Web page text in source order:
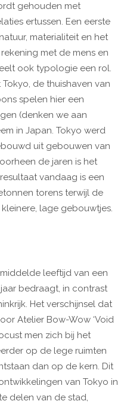
gehouden met
ertussen. Een eerste
materialiteit en het
met de mens en
ook typologie een rol.
de thuishaven van
spelen hier een
(denken we aan
in Japan. Tokyo werd
uit gebouwen van
de jaren is het
vandaag is een
torens terwijl de
lage gebouwtjes.
leeftijd van een
bedraagt, in contrast
Het verschijnsel dat
Atelier Bow-Wow ‘Void
men zich bij het
op de lege ruimten
dan op de kern. Dit
van Tokyo in
delen van de stad,